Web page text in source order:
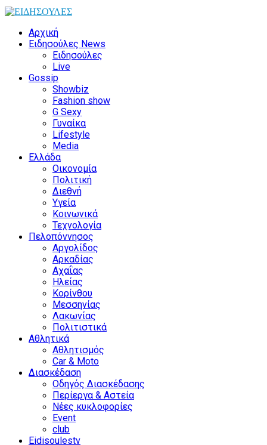
Αρχική
Ειδησούλες News
Ειδησούλες
Live
Gossip
Showbiz
Fashion show
G Sexy
Γυναίκα
Lifestyle
Media
Ελλάδα
Οικονομία
Πολιτική
Διεθνή
Υγεία
Κοινωνικά
Τεχνολογία
Πελοπόννησος
Αργολίδος
Αρκαδίας
Αχαΐας
Ηλείας
Κορίνθου
Μεσσηνίας
Λακωνίας
Πολιτιστικά
Αθλητικά
Αθλητισμός
Car & Moto
Διασκέδαση
Οδηγός Διασκέδασης
Περίεργα & Αστεία
Νέες κυκλοφορίες
Event
club
Eidisoulestv